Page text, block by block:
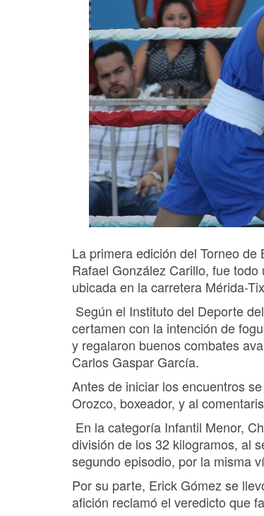
La primera edición del Torneo
Rafael González Carillo, fue
ubicada en la carretera Mérida-
Según el Instituto del Deporte
certamen con la intención de
y regalaron buenos combates
Carlos Gaspar García.
Antes de iniciar los encuentros
Orozco, boxeador, y al
En la categoría Infantil Menor,
división de los 32 kilogramos, al
segundo episodio, por la misma
Por su parte, Erick Gómez se
afición reclamó el veredicto que